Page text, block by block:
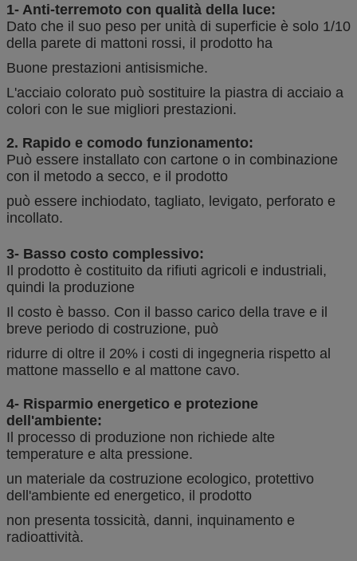
1- Anti-terremoto con qualità della luce:
Dato che il suo peso per unità di superficie è solo 1/10
della parete di mattoni rossi, il prodotto ha
Buone prestazioni antisismiche.
L'acciaio colorato può sostituire la piastra di acciaio a
colori con le sue migliori prestazioni.
2. Rapido e comodo funzionamento:
Può essere installato con cartone o in combinazione
con il metodo a secco, e il prodotto
può essere inchiodato, tagliato, levigato, perforato e
incollato.
3- Basso costo complessivo:
Il prodotto è costituito da rifiuti agricoli e industriali,
quindi la produzione
Il costo è basso. Con il basso carico della trave e il
breve periodo di costruzione, può
ridurre di oltre il 20% i costi di ingegneria rispetto al
mattone massello e al mattone cavo.
4- Risparmio energetico e protezione
dell'ambiente:
Il processo di produzione non richiede alte
temperature e alta pressione.
un materiale da costruzione ecologico, protettivo
dell'ambiente ed energetico, il prodotto
non presenta tossicità, danni, inquinamento e
radioattività.